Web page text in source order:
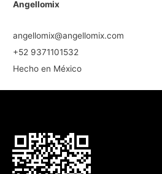
Angellomix
angellomix@angellomix.com
+52 9371101532
Hecho en México